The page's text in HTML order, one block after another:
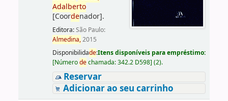
Adalberto
[Coordenador].
Editora:São Paulo:
Almedina,2015
Disponibilidade:Itens disponíveis para empréstimo:
[Númerodechamada:342.2 D598] (2).
Reservar
Adicionar ao seu carrinho